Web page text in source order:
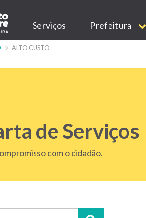
Serviços Prefeitura
ALTO CUSTO
de Serviços
com o cidadão.